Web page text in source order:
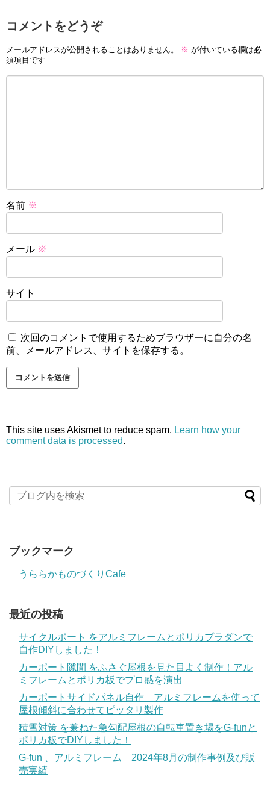
コメントをどうぞ
メールアドレスが公開されることはありません。 ※ が付いている欄は必
須項目です
名前 ※
メール ※
サイト
次回のコメントで使用するためブラウザーに自分の名
前、メールアドレス、サイトを保存する。
This site uses Akismet to reduce spam. Learn how your
comment data is processed.
ブックマーク
うららかものづくりCafe
最近の投稿
サイクルポート をアルミフレームとポリカプラダンで
自作DIYしました！
カーポート隙間 をふさぐ屋根を見た目よく制作！アル
ミフレームとポリカ板でプロ感を演出
カーポートサイドパネル自作 アルミフレームを使って
屋根傾斜に合わせてピッタリ製作
積雪対策 を兼ねた急勾配屋根の自転車置き場をG-funと
ポリカ板でDIYしました！
G-fun 、アルミフレーム 2024年8月の制作事例及び販
売実績